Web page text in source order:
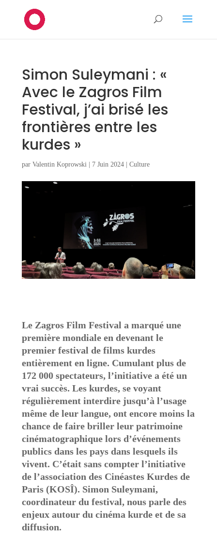
Simon Suleymani : «
Avec le Zagros Film
Festival, j’ai brisé les
frontières entre les
kurdes »
par Valentin Koprowski| 7 Juin 2024| Culture
Le Zagros Film Festival a marqué une
première mondiale en devenant le
premier festival de films kurdes
entièrement en ligne. Cumulant plus de
172 000 spectateurs, l’initiative a été un
vrai succès. Les kurdes, se voyant
régulièrement interdire jusqu’à l’usage
même de leur langue, ont encore moins la
chance de faire briller leur patrimoine
cinématographique lors d’événements
publics dans les pays dans lesquels ils
vivent. C’était sans compter l’initiative
de l’association des Cinéastes Kurdes de
Paris (KOSÎ). Simon Suleymani,
coordinateur du festival, nous parle des
enjeux autour du cinéma kurde et de sa
diffusion.